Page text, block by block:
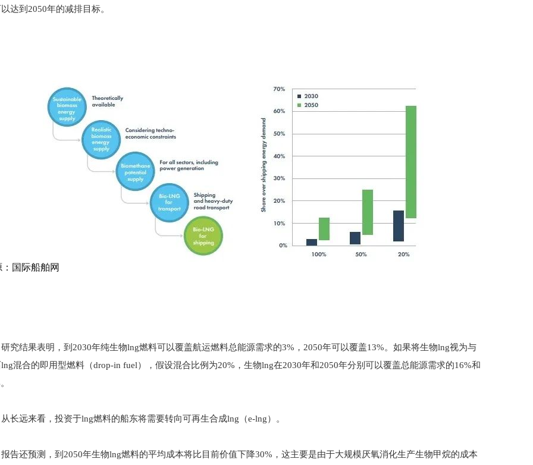
达到2050年的减排目标。
：国际船舶网
研究结果表明，到2030年纯生物lng燃料可以覆盖航运燃料总能源需求的3%，2050年可以覆盖13%。如果将生物lng视为与
混合的即用型燃料（drop-in fuel），假设混合比例为20%，生物lng在2030年和2050年分别可以覆盖总能源需求的16%和
从长远来看，投资于lng燃料的船东将需要转向可再生合成lng（e-lng）。
报告还预测，到2050年生物lng燃料的平均成本将比目前价值下降30%，这主要是由于大规模厌氧消化生产生物甲烷的成本